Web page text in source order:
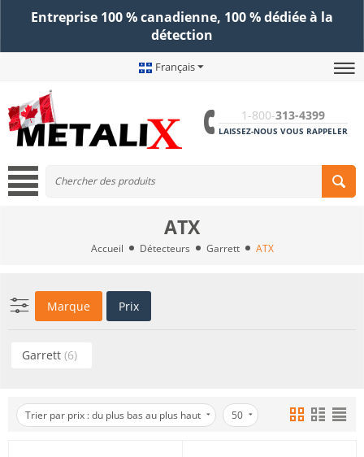
Entreprise 100 % canadienne, 100 % dédiée à la
détection
Français
1-800-313-4399
LAISSEZ-NOUS VOUS RAPPELER
ATX
Accueil Détecteurs Garrett ATX
Marque Prix
Garrett (6)
Trier par prix : du plus bas au plus haut 50